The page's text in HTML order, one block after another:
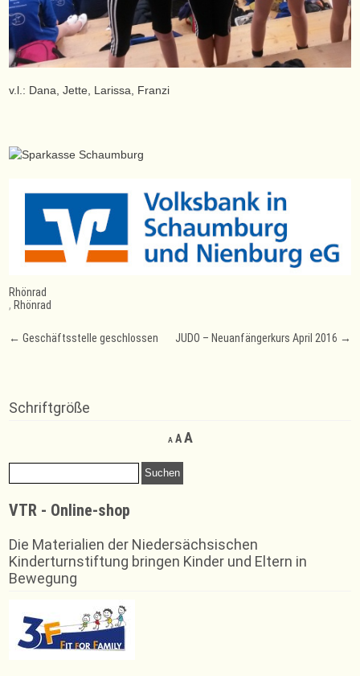
v.l.: Dana, Jette, Larissa, Franzi
Rhönrad
,Rhönrad
Post
← Geschäftsstelle geschlossen JUDO – Neuanfängerkurs April 2016 →
Schriftgröße
A
Decrease
font
AReset
font
size.
AIncrease
Suchen
nach:
VTR - Online-shop
Die Materialien der Niedersächsischen
Kinderturnstiftung bringen Kinder und Eltern in
Bewegung